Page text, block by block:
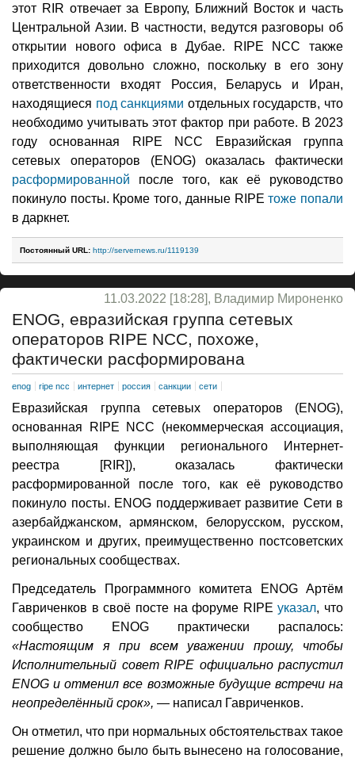
этот RIR отвечает за Европу, Ближний Восток и часть
Центральной Азии. В частности, ведутся разговоры об
открытии нового офиса в Дубае. RIPE NCC также
приходится довольно сложно, поскольку в его зону
ответственности входят Россия, Беларусь и Иран,
находящиеся под санкциями отдельных государств, что
необходимо учитывать этот фактор при работе. В 2023
году основанная RIPE NCC Евразийская группа
сетевых операторов (ENOG) оказалась фактически
расформированной после того, как её руководство
покинуло посты. Кроме того, данные RIPEтоже попали
в даркнет.
Постоянный URL: http://servernews.ru/1119139
11.03.2022 [18:28], Владимир Мироненко
ENOG, евразийская группа сетевых
операторов RIPE NCC, похоже,
фактически расформирована
enog ripe ncc интернет россия санкции сети
Евразийская группа сетевых операторов (ENOG),
основанная RIPE NCC (некоммерческая ассоциация,
выполняющая функции регионального Интернет-
реестра [RIR]), оказалась фактически
расформированной после того, как её руководство
покинуло посты. ENOG поддерживает развитие Сети в
азербайджанском, армянском, белорусском, русском,
украинском и других, преимущественно постсоветских
региональных сообществах.
Председатель Программного комитета ENOG Артём
Гавриченков в своё посте на форуме RIPEуказал, что
сообщество ENOG практически распалось:
«Настоящим я при всем уважении прошу, чтобы
Исполнительный совет RIPE официально распустил
ENOG и отменил все возможные будущие встречи на
неопределённый срок», — написал Гавриченков.
Он отметил, что при нормальных обстоятельствах такое
решение должно было быть вынесено на голосование,